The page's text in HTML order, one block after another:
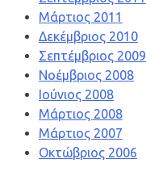
Μάρτιος 2011
Δεκέμβριος 2010
Σεπτέμβριος 2009
Νοέμβριος 2008
Ιούνιος 2008
Μάρτιος 2008
Μάρτιος 2007
Οκτώβριος 2006